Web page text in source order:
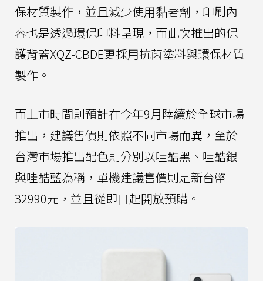
保材質製作，並且減少使用黏著劑，印刷內
容也是透過環保印料呈現，而此次推出的保
護背蓋XQZ-CBDE更採用抗菌塗料與環保材質
製作。
而上市時間則預計在今年9月陸續於全球市場
推出，建議售價則依照不同市場而異，至於
台灣市場推出配色則分別以哇酷黑、哇酷銀
與哇酷藍為稱，單機建議售價則是新台幣
32990元，並且從即日起開放預購。